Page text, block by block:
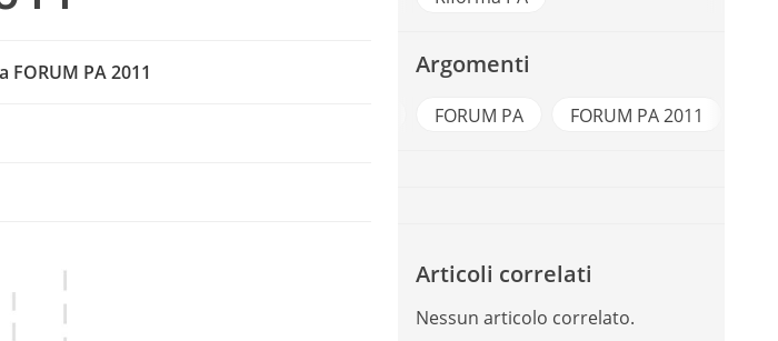
PA 2011 Argomenti
FORUM PA FORUM PA 2011
Articoli correlati
Nessun articolo correlato.